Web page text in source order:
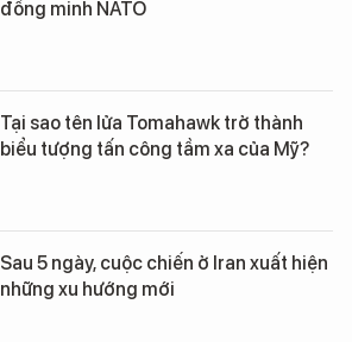
đồng minh NATO
Tại sao tên lửa Tomahawk trở thành
biểu tượng tấn công tầm xa của Mỹ?
Sau 5 ngày, cuộc chiến ở Iran xuất hiện
những xu hướng mới